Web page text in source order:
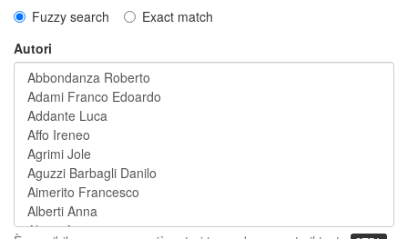
Fuzzy search
Exact match
Autori